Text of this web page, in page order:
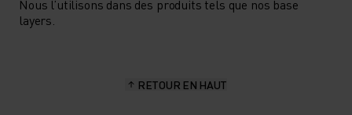
Nous l’utilisons dans des produits tels que nos base
layers.
RETOUR EN HAUT